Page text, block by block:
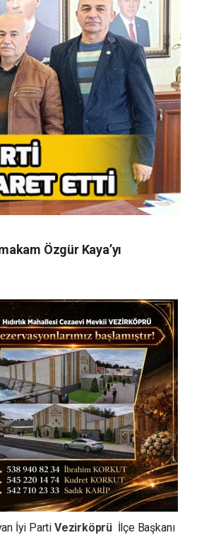
Özgür Kaya’yı
İyi Parti Vezirköprü İlçe Başkanı